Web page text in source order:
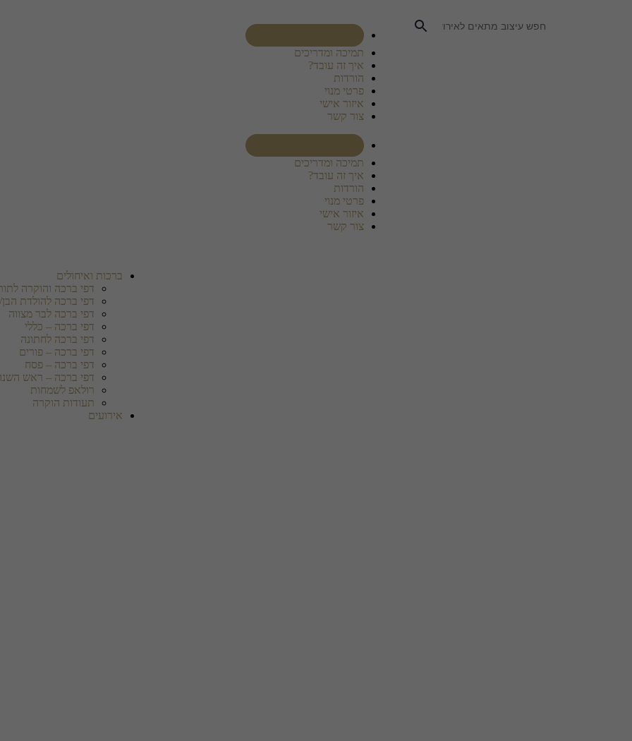
תמיכה ומדריכים
איך זה עובד?
הורדות
פרטי מנוי
איזור אישי
צור קשר
תמיכה ומדריכים
איך זה עובד?
הורדות
פרטי מנוי
איזור אישי
צור קשר
ברכות ואיחולים
דפי ברכה והוקרה
דפי ברכה להולדת
דפי ברכה לבר מצווה
דפי ברכה – כללי
דפי ברכה לחתונה
דפי ברכה – פורים
דפי ברכה – פסח
דפי ברכה – ראש
רולאפ לשמחות
תעודות הוקרה
אירועים